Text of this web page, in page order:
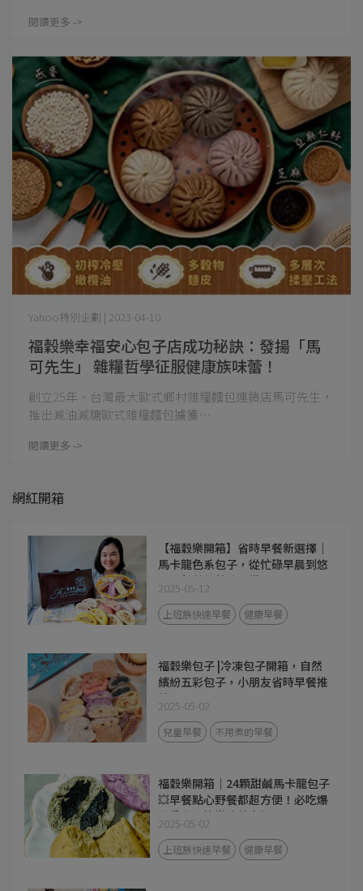
閱讀更多 ->
福穀樂幸福安心包子店成功秘訣：發揚「馬
可先生」 雜糧哲學征服健康族味蕾！
Yahoo特別企劃 | 2023-04-10
創立25年、台灣最大歐式鄉村雜糧麵包連鎖店馬可先生，
推出減油減糖歐式雜糧麵包擄獲⋯
閱讀更多 ->
網紅開箱
【福穀樂開箱】省時早餐新選擇｜
馬卡龍色系包子，從忙碌早晨到悠
閒下午茶的美味日常
2025-05-12
上班族快速早餐 健康早餐
福穀樂包子 |冷凍包子開箱，自然
繽紛五彩包子，小朋友省時早餐推
薦！
2025-05-02
兒童早餐 不用煮的早餐
福穀樂開箱｜24顆甜鹹馬卡龍包子
💥早餐點心野餐都超方便！必吃爆
漿香芋＆快樂豬蔥肉🥰
2025-05-02
上班族快速早餐 健康早餐